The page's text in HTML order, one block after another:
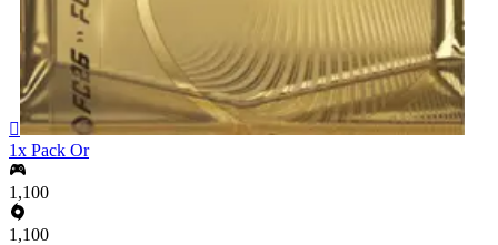

1x Pack Or
1,100
1,100